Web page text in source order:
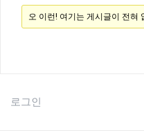
오 이런! 여기는 게시글이 전혀
로그인